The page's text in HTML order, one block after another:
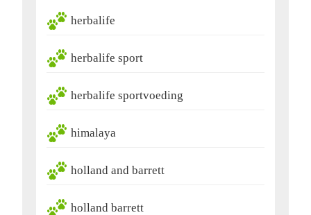
herbalife
herbalife sport
herbalife sportvoeding
himalaya
holland and barrett
holland barrett